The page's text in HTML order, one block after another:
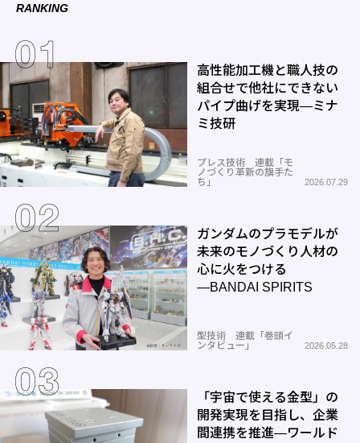
RANKING
高性能加工機と職人技の
組合せで他社にできない
パイプ曲げを実現―ミナ
ミ技研
プレス技術 連載「モ
ノづくり革新の旗手た
ち」
2026.07.29
ガンダムのプラモデルが
未来のモノづくり人材の
心に火をつける
―BANDAI SPIRITS
型技術 連載「巻頭イ
ンタビュー」
2026.05.28
「宇宙で使える金型」の
開発実現を目指し、企業
間連携を推進―ワールド